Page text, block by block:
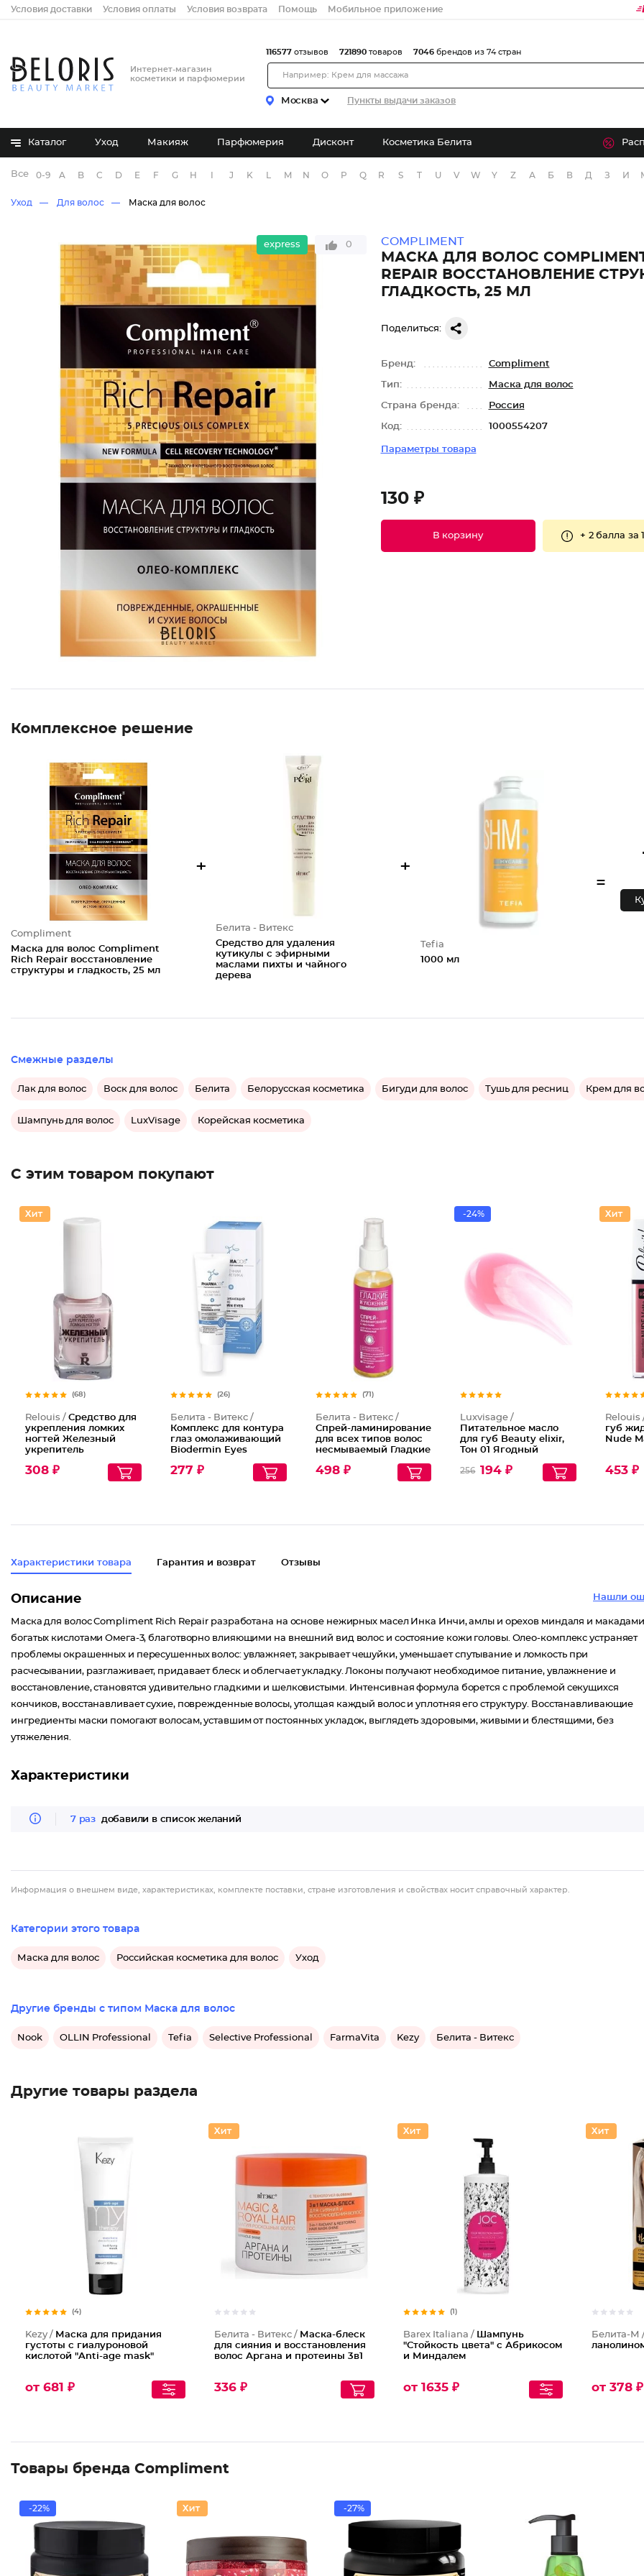
Условия доставки Условия оплаты Условия возврата Помощь Мобильное приложение
Интернет-магазин
косметики и парфюмерии
Москва Пункты выдачи заказов
116577 отзывов 721890 товаров 7046 брендов из 74 стран
Каталог Уход Макияж Парфюмерия Дисконт Косметика Белита
Все бренды
0-9 A B C D E F G H J K M N O P Q R S T U V W Y Z А Б В Д З И
Уход Для волос Маска для волос
express 0 COMPLIMENT
МАСКА ДЛЯ ВОЛОС
REPAIR ВОССТАНОВЛЕНИЕ
ГЛАДКОСТЬ, 25 МЛ
Поделиться:
Бренд: Compliment
Тип: Маска для волос
Страна бренда: Россия
Код: 1000554207
Параметры товара
130 ₽
В корзину + 2 балла за
Комплексное решение
Compliment
Маска для волос Compliment
Rich Repair восстановление
структуры и гладкость, 25 мл
+
Белита - Витекс
Средство для удаления
кутикулы с эфирными
маслами пихты и чайного
дерева
+
Tefia
1000 мл
=
Смежные разделы
Лак для волос Воск для волос Белита Белорусская косметика Бигуди для волос Тушь для ресниц Крем для
Шампунь для волос LuxVisage Корейская косметика
С этим товаром покупают
(68)
Relouis / Средство для
укрепления ломких
ногтей Железный
укрепитель
308 ₽
(26)
Белита - Витекс /
Комплекс для контура
глаз омолаживающий
Biodermin Eyes
277 ₽
(71)
Белита - Витекс /
Спрей-ламинирование
для всех типов волос
несмываемый Гладкие
498 ₽
-24%
Luxvisage /
Питательное масло
для губ Beauty elixir,
Тон 01 Ягодный
256 194 ₽
Relouis
губ
Nude
453 ₽
Характеристики товара Гарантия и возврат Отзывы
Нашли
Описание
Маска для волос Compliment Rich Repair разработана на основе нежирных масел Инка Инчи, амлы и орехов миндаля и
богатых кислотами Омега-3, благотворно влияющими на внешний вид волос и состояние кожи головы. Олео-комплекс устраняет
проблемы окрашенных и пересушенных волос: увлажняет, закрывает чешуйки, уменьшает спутывание и ломкость при
расчесывании, разглаживает, придавает блеск и облегчает укладку. Локоны получают необходимое питание, увлажнение и
восстановление, становятся удивительно гладкими и шелковистыми. Интенсивная формула борется с проблемой секущихся
кончиков, восстанавливает сухие, поврежденные волосы, утолщая каждый волос и уплотняя его структуру. Восстанавливающие
ингредиенты маски помогают волосам, уставшим от постоянных укладок, выглядеть здоровыми, живыми и блестящими, без
утяжеления.
Характеристики
7 раз добавили в список желаний
Информация о внешнем виде, характеристиках, комплекте поставки, стране изготовления и свойствах носит справочный характер.
Категории этого товара
Маска для волос Российская косметика для волос Уход
Другие бренды с типом Маска для волос
Nook OLLIN Professional Tefia Selective Professional FarmaVita Kezy Белита - Витекс
Другие товары раздела
(4)
Kezy / Маска для придания
густоты с гиалуроновой
кислотой "Anti-age mask"
от 681 ₽
Белита - Витекс / Маска-блеск
для сияния и восстановления
волос Аргана и протеины 3в1
336 ₽
(1)
Barex Italiana / Шампунь
"Стойкость цвета" с Абрикосом
и Миндалем
от 1635 ₽
Белита-М
от 378 ₽
Товары бренда Compliment
-22% -27%